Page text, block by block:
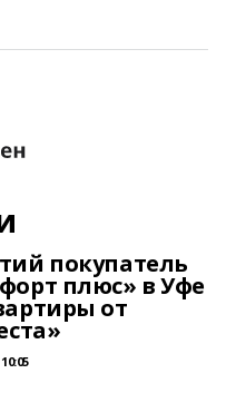
покупатель
плюс» в Уфе
от